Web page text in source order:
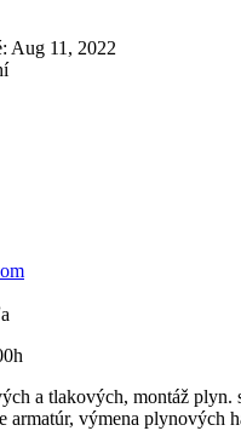
Aug 11, 2022
a tlakových, montáž plyn.
armatúr, výmena plynových